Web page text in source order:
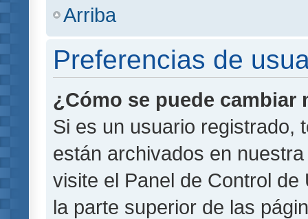
Arriba
Preferencias de
¿Cómo se puede
Si es un usuario registrado,
están archivados en
visite el Panel de Control
la parte superior de las